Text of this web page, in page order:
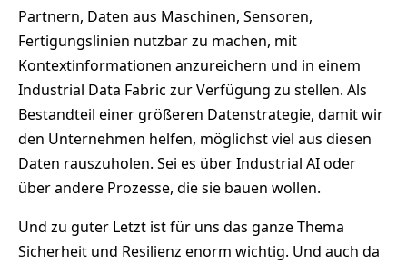
Partnern, Daten aus Maschinen, Sensoren,
Fertigungslinien nutzbar zu machen, mit
Kontextinformationen anzureichern und in einem
Industrial Data Fabric zur Verfügung zu stellen. Als
Bestandteil einer größeren Datenstrategie, damit wir
den Unternehmen helfen, möglichst viel aus diesen
Daten rauszuholen. Sei es über Industrial AI oder
über andere Prozesse, die sie bauen wollen.
Und zu guter Letzt ist für uns das ganze Thema
Sicherheit und Resilienz enorm wichtig. Und auch da